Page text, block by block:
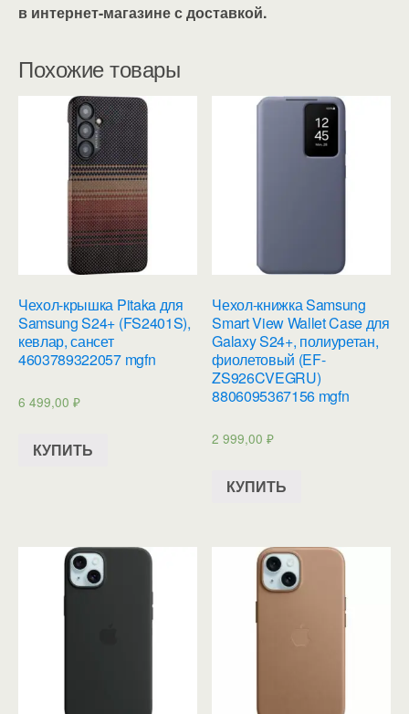
в интернет-магазине с доставкой.
Похожие товары
Чехол-крышка Pitaka для
Samsung S24+ (FS2401S),
кевлар, сансет
4603789322057 mgfn
6 499,00 ₽
КУПИТЬ
Чехол-книжка Samsung
Smart View Wallet Case для
Galaxy S24+, полиуретан,
фиолетовый (EF-
ZS926CVEGRU)
8806095367156 mgfn
2 999,00₽
КУПИТЬ